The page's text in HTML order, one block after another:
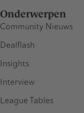
Onderwerpen
Community Nieuws
Dealflash
Insights
Interview
League Tables